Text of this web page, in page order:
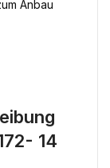
Anbau
14